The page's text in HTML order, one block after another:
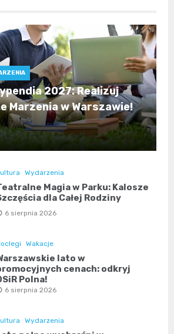
2027: Realizuj
Marzenia w Warszawie!
Wydarzenia
Magia w Parku: Kalosze
dla Całej Rodziny
6 sierpnia 2026
Wakacje
lato w
cenach: odkryj
Polna!
6 sierpnia 2026
Wydarzenia